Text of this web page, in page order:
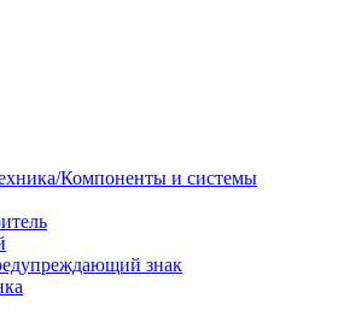
Компоненты и системы
знак